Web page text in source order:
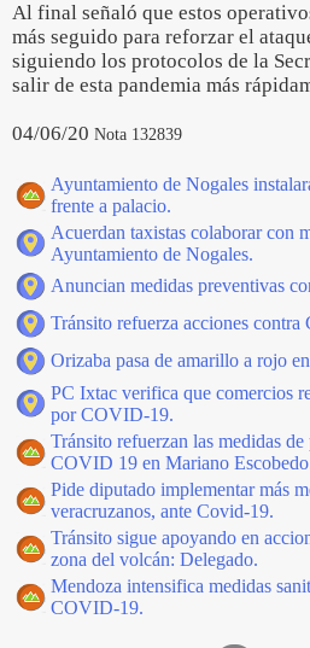
Al final señaló que estos
más seguido para reforzar el
siguiendo los protocolos de la
salir de esta pandemia más
04/06/20 Nota 132839
Ayuntamiento de Nogales
frente a palacio.
Acuerdan taxistas colaborar con
Ayuntamiento de Nogales.
Anuncian medidas preventivas
Tránsito refuerza acciones
Orizaba pasa de amarillo a rojo
PC Ixtac verifica que comercios
por COVID-19.
Tránsito refuerzan las medidas
COVID 19 en Mariano
Pide diputado implementar más
veracruzanos, ante Covid-19.
Tránsito sigue apoyando en
zona del volcán: Delegado.
Mendoza intensifica medidas
COVID-19.